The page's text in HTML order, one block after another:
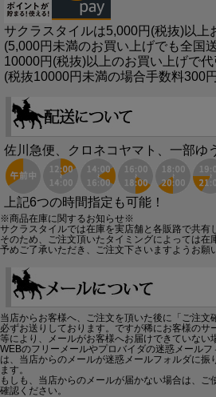
サクラスタイルは5,000円(税抜)以上
(5,000円未満のお買い上げでも全国
10000円(税抜)以上のお買い上げで代
(税抜10000円未満の場合手数料300
佐川急便、クロネコヤマト、一部ゆ
上記6つの時間指定も可能！
※商品在庫に関するお知らせ※
サクラスタイルでは在庫を実店舗と各販路で共有
そのため、ご注文頂いたタイミングによっては在
予めご了承いただき、ご注文下さいますようお願
当店からお客様へ、ご注文を頂いた後に「ご注文
必ずお送りしております。ですが稀にお客様のサ
等により、メールがお客様へお届けできていない
WEBのフリーメールやプロバイダの迷惑メール
は、当店からのメールが迷惑メールフォルダに振
ます。
もしも、当店からのメールが届かない場合は、
確認ください。